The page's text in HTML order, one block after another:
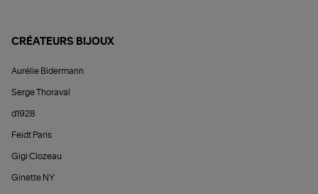
CRÉATEURS BIJOUX
Aurélie Bidermann
Serge Thoraval
d1928
Feidt Paris
Gigi Clozeau
Ginette NY